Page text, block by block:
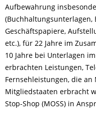
Aufbewahrung
(Buchhaltungsunterlagen,
Geschäftspapiere,
etc.), für 22 Jahre im
10 Jahre bei Unterlagen
erbrachten Leistungen,
Fernsehleistungen, die
Mitgliedstaaten erbracht
Stop-Shop (MOSS) in